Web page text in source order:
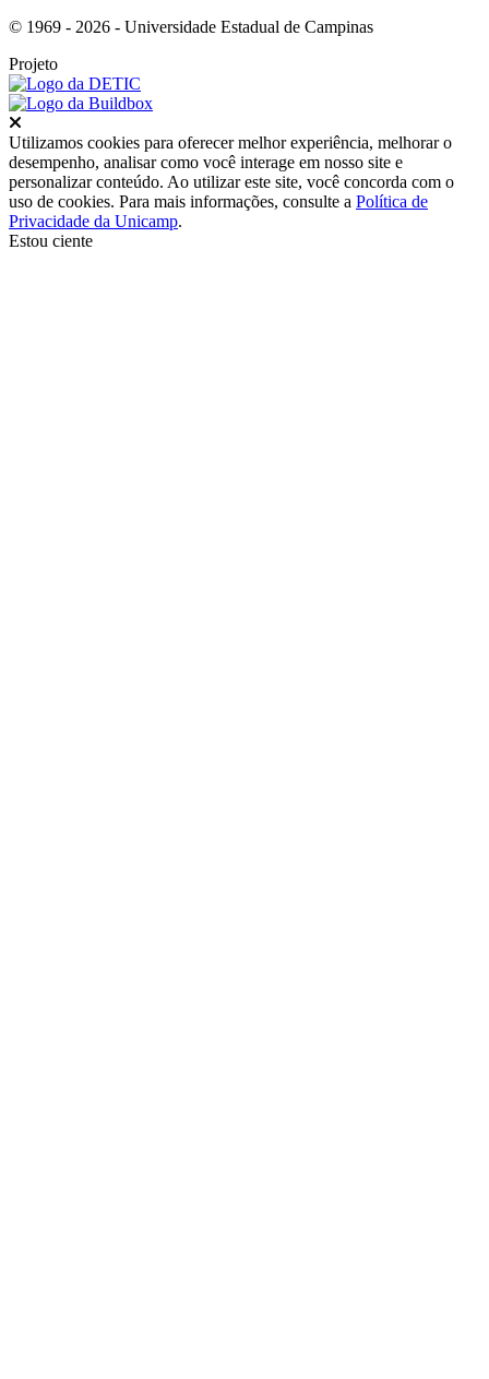
© 1969 - 2026 - Universidade Estadual de Campinas
Projeto
Utilizamos cookies para oferecer melhor experiência, melhorar o
desempenho, analisar como você interage em nosso site e
personalizar conteúdo. Ao utilizar este site, você concorda com o
uso de cookies. Para mais informações, consulte a Política de
Privacidade da Unicamp.
Estou ciente